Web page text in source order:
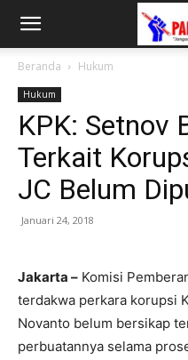
Beranda Hukum
Hukum
KPK: Setnov
Terkait
JC Belum
Januari 24, 2018
Jakarta – Komisi
terdakwa perkara korupsi
Novanto belum bersikap
perbuatannya selama